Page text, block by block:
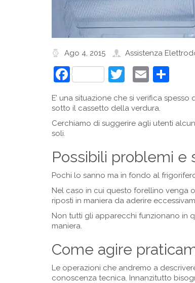
Ago 4, 2015 Assistenza
FacebookTwitter
Email
E’ una situazione che si verifica
sotto il cassetto della verdura.
Cerchiamo di suggerire agli utenti
soli.
Possibili problemi e
Pochi lo sanno ma in fondo al
Nel caso in cui questo forellino venga
riposti in maniera da aderire
Non tutti gli apparecchi funzionano in
maniera.
Come agire
Le operazioni che andremo a
conoscenza tecnica. Innanzitutto